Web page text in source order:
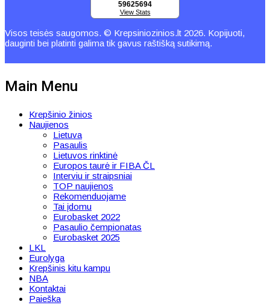
59625694
View Stats
Visos teisės saugomos. © Krepsiniozinios.lt 2026. Kopijuoti,
dauginti bei platinti galima tik gavus raštišką sutikimą.
Main Menu
Krepšinio žinios
Naujienos
Lietuva
Pasaulis
Lietuvos rinktinė
Europos taurė ir FIBA ČL
Interviu ir straipsniai
TOP naujienos
Rekomenduojame
Tai įdomu
Eurobasket 2022
Pasaulio čempionatas
Eurobasket 2025
LKL
Eurolyga
Krepšinis kitu kampu
NBA
Kontaktai
Paieška